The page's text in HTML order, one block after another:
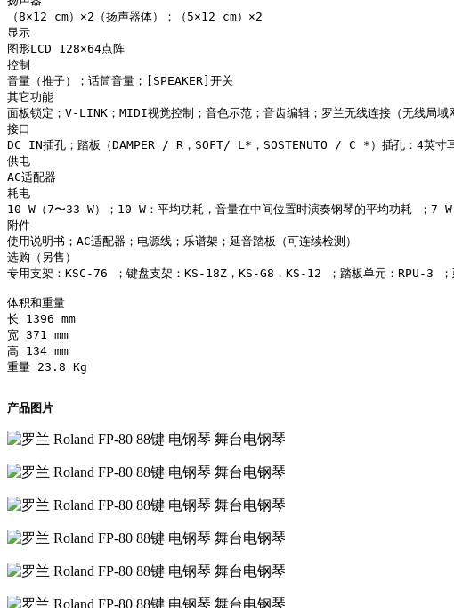
（8×12 cm）×2（扬声器体）；（5×12 cm）×2
显示
图形LCD 128×64点阵
控制
音量（推子）；话筒音量；[SPEAKER]开关
其它功能
面板锁定；V-LINK；MIDI视觉控制；音色示范；音齿编辑；罗兰无线连接（无线局
接口
DC IN插孔；踏板（DAMPER / R，SOFT/ L*，SOSTENUTO / C *）插孔：4英寸
供电
AC适配器
耗电
10 W（7〜33 W）；10 W：平均功耗，音量在中间位置时演奏钢琴的平均功耗 ；7
附件
使用说明书；AC适配器；电源线；乐谱架；延音踏板（可连续检测）
选购（另售）
专用支架：KSC-76 ；键盘支架：KS-18Z，KS-G8，KS-12 ；踏板单元：RPU-3
体积和重量
长 1396 mm
宽 371 mm
高 134 mm
重量 23.8 Kg
产品图片